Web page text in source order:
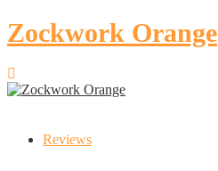
Zockwork Orange
Reviews